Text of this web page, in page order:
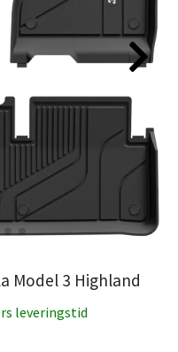
Model 3 Highland
leveringstid